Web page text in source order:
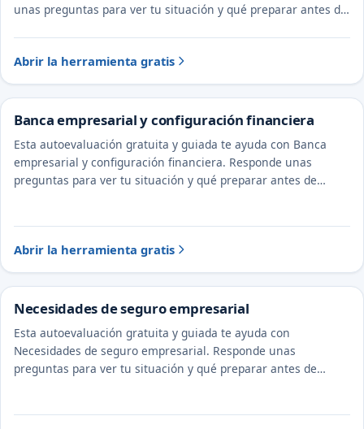
unas preguntas para ver tu situación y qué preparar antes de
Abrir la herramienta gratis
Banca empresarial y configuración financiera
Esta autoevaluación gratuita y guiada te ayuda con Banca
empresarial y configuración financiera. Responde unas
preguntas para ver tu situación y qué preparar antes de
Abrir la herramienta gratis
Necesidades de seguro empresarial
Esta autoevaluación gratuita y guiada te ayuda con
Necesidades de seguro empresarial. Responde unas
preguntas para ver tu situación y qué preparar antes de